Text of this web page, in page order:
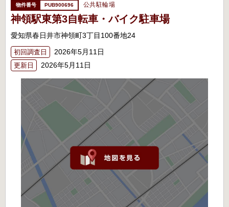
PUB900696 公共駐輪場
神領駅東第3自転車・バイク駐車場
愛知県春日井市神領町3丁目100番地24
初回調査日 2026年5月11日
更新日 2026年5月11日